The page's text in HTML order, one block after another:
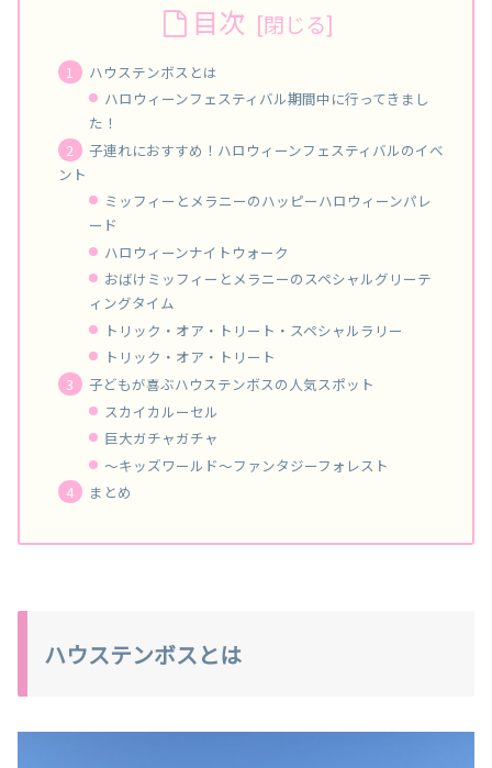
目次
ハウステンボスとは
ハロウィーンフェスティバル期間中に行ってきまし
た！
子連れにおすすめ！ハロウィーンフェスティバルのイベ
ント
ミッフィーとメラニーのハッピーハロウィーンパレ
ード
ハロウィーンナイトウォーク
おばけミッフィーとメラニーのスペシャルグリーテ
ィングタイム
トリック・オア・トリート・スペシャルラリー
トリック・オア・トリート
子どもが喜ぶハウステンボスの人気スポット
スカイカルーセル
巨大ガチャガチャ
～キッズワールド～ファンタジーフォレスト
まとめ
ハウステンボスとは